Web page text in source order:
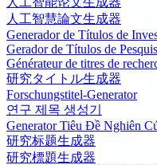
人工智慧論文生成器
Generador de Títulos de
Gerador de Títulos de
Générateur de titres de
研究タイトル生成器
Forschungstitel-Generator
연구 제목 생성기
Generator Tiêu Đề Nghiên
研究标题生成器
研究標題生成器